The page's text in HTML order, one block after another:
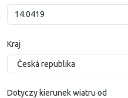
Kraj
Dotyczy kierunek wiatru od